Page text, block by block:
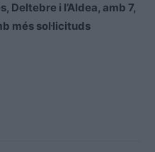
Deltebre i l’Aldea, amb 7,
més sol·licituds